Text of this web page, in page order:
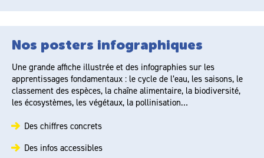
Nos posters infographiques
Une grande affiche illustrée et des infographies sur les
apprentissages fondamentaux : le cycle de l’eau, les saisons, le
classement des espèces, la chaîne alimentaire, la biodiversité,
les écosystèmes, les végétaux, la pollinisation…
Des chiffres concrets
Des infos accessibles